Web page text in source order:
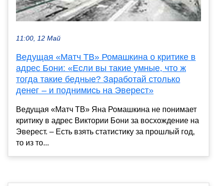
11:00, 12 Май
Ведущая «Матч ТВ» Ромашкина о критике в
адрес Бони: «Если вы такие умные, что ж
тогда такие бедные? Заработай столько
денег – и поднимись на Эверест»
Ведущая «Матч ТВ» Яна Ромашкина не понимает
критику в адрес Виктории Бони за восхождение на
Эверест. – Есть взять статистику за прошлый год,
то из то...